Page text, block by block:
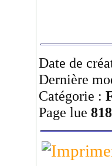
Date de
Dernière
Catégorie :
Page lue